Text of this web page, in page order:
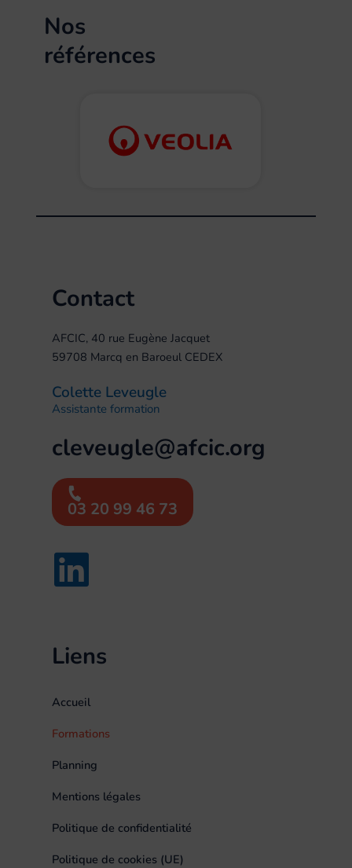
Nos
références
Contact
AFCIC, 40 rue Eugène Jacquet
59708 Marcq en Baroeul CEDEX
Colette Leveugle
Assistante formation
cleveugle@afcic.org
03 20 99 46 73
Liens
Accueil
Formations
Planning
Mentions légales
Politique de confidentialité
Politique de cookies (UE)